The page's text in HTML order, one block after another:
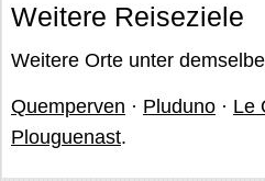
Weitere Reiseziele
Weitere Orte unter
Quemperven · Pluduno · Le
Plouguenast.